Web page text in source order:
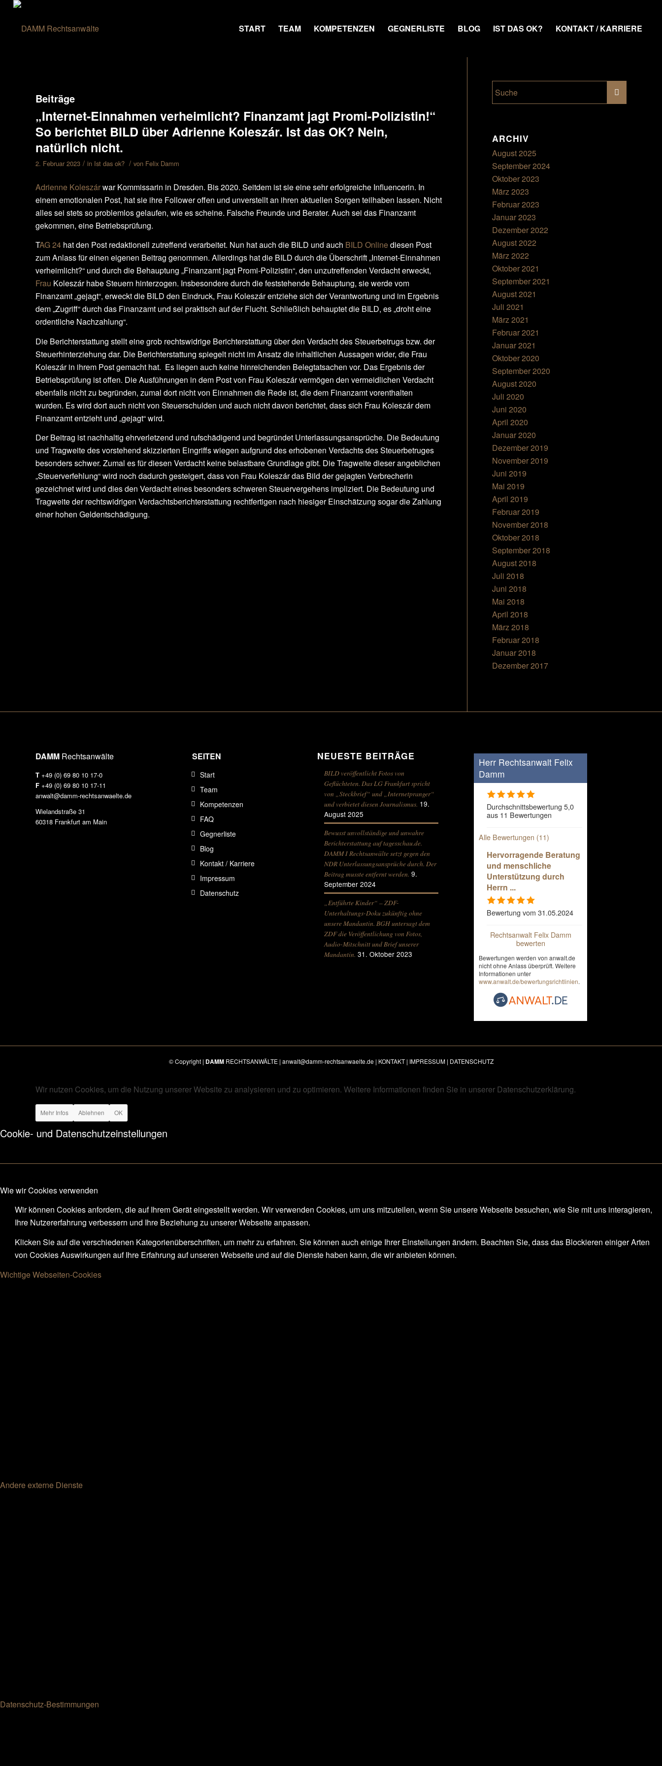
START TEAM KOMPETENZEN GEGNERLISTE BLOG IST DAS OK? KONTAKT / KARRIERE
Beiträge
„Internet-Einnahmen verheimlicht? Finanzamt jagt Promi-Polizistin!“
So berichtet BILD über Adrienne Koleszár. Ist das OK? Nein,
natürlich nicht.
2. Februar 2023 / in Ist das ok? / von Felix Damm
Adrienne Koleszárwar Kommissarin in Dresden. Bis 2020. Seitdem ist sie eine sehr erfolgreiche Influencerin. In
einem emotionalen Post, hat sie ihre Follower offen und unverstellt an ihren aktuellen Sorgen teilhaben lassen. Nicht
alles sei stets so problemlos gelaufen, wie es scheine. Falsche Freunde und Berater. Auch sei das Finanzamt
gekommen, eine Betriebsprüfung.
TAG 24 hat den Post redaktionell zutreffend verarbeitet. Nun hat auch die BILD und auch BILD Onlinediesen Post
zum Anlass für einen eigenen Beitrag genommen. Allerdings hat die BILD durch die Überschrift „Internet-Einnahmen
verheimlicht?“ und durch die Behauptung „Finanzamt jagt Promi-Polizistin“, den unzutreffenden Verdacht erweckt,
Frau Koleszár habe Steuern hinterzogen. Insbesondere durch die feststehende Behauptung, sie werde vom
Finanzamt „gejagt“, erweckt die BILD den Eindruck, Frau Koleszár entziehe sich der Verantwortung und im Ergebnis
dem „Zugriff“ durch das Finanzamt und sei praktisch auf der Flucht. Schließlich behauptet die BILD, es „droht eine
ordentliche Nachzahlung“.
Die Berichterstattung stellt eine grob rechtswidrige Berichterstattung über den Verdacht des Steuerbetrugs bzw. der
Steuerhinterziehung dar. Die Berichterstattung spiegelt nicht im Ansatz die inhaltlichen Aussagen wider, die Frau
Koleszár in ihrem Post gemacht hat. Es liegen auch keine hinreichenden Belegtatsachen vor. Das Ergebnis der
Betriebsprüfung ist offen. Die Ausführungen in dem Post von Frau Koleszár vermögen den vermeidlichen Verdacht
ebenfalls nicht zu begründen, zumal dort nicht von Einnahmen die Rede ist, die dem Finanzamt vorenthalten
wurden. Es wird dort auch nicht von Steuerschulden und auch nicht davon berichtet, dass sich Frau Koleszár dem
Finanzamt entzieht und „gejagt“ wird.
Der Beitrag ist nachhaltig ehrverletzend und rufschädigend und begründet Unterlassungsansprüche. Die Bedeutung
und Tragweite des vorstehend skizzierten Eingriffs wiegen aufgrund des erhobenen Verdachts des Steuerbetruges
besonders schwer. Zumal es für diesen Verdacht keine belastbare Grundlage gibt. Die Tragweite dieser angeblichen
„Steuerverfehlung“ wird noch dadurch gesteigert, dass von Frau Koleszár das Bild der gejagten Verbrecherin
gezeichnet wird und dies den Verdacht eines besonders schweren Steuervergehens impliziert. Die Bedeutung und
Tragweite der rechtswidrigen Verdachtsberichterstattung rechtfertigen nach hiesiger Einschätzung sogar die Zahlung
einer hohen Geldentschädigung.
ARCHIV
August 2025
September 2024
Oktober 2023
März 2023
Februar 2023
Januar 2023
Dezember 2022
August 2022
März 2022
Oktober 2021
September 2021
August 2021
Juli 2021
März 2021
Februar 2021
Januar 2021
Oktober 2020
September 2020
August 2020
Juli 2020
Juni 2020
April 2020
Januar 2020
Dezember 2019
November 2019
Juni 2019
Mai 2019
April 2019
Februar 2019
November 2018
Oktober 2018
September 2018
August 2018
Juli 2018
Juni 2018
Mai 2018
April 2018
März 2018
Februar 2018
Januar 2018
Dezember 2017
DAMM Rechtsanwälte
T +49 (0) 69 80 10 17-0
F +49 (0) 69 80 10 17-11
anwalt@damm-rechtsanwaelte.de
Wielandstraße 31
60318 Frankfurt am Main
SEITEN
Start
Team
Kompetenzen
FAQ
Gegnerliste
Blog
Kontakt / Karriere
Impressum
Datenschutz
NEUESTE BEITRÄGE
BILD veröffentlicht Fotos von
Geflüchteten. Das LG Frankfurt spricht
von „Steckbrief“ und „Internetpranger“
und verbietet diesen Journalismus. 19.
August 2025
Bewusst unvollständige und unwahre
Berichterstattung auf tagesschau.de.
DAMM I Rechtsanwälte setzt gegen den
NDR Unterlassungsansprüche durch. Der
Beitrag musste entfernt werden. 9.
September 2024
„Entführte Kinder“ – ZDF-
Unterhaltungs-Doku zukünftig ohne
unsere Mandantin. BGH untersagt dem
ZDF die Veröffentlichung von Fotos,
Audio-Mitschnitt und Brief unserer
Mandantin. 31. Oktober 2023
Herr Rechtsanwalt Felix
Damm
Durchschnittsbewertung 5,0
aus 11 Bewertungen
Alle Bewertungen (11)
Hervorragende Beratung
und menschliche
Unterstützung durch
Herrn ...
Bewertung vom 31.05.2024
Rechtsanwalt Felix Damm
bewerten
Bewertungen werden von anwalt.de
nicht ohne Anlass überprüft. Weitere
Informationen unter
www.anwalt.de/bewertungsrichtlinien.
© Copyright | DAMMRECHTSANWÄLTE | anwalt@damm-rechtsanwaelte.de| KONTAKT| IMPRESSUM| DATENSCHUTZ
Wir nutzen Cookies, um die Nutzung unserer Website zu analysieren und zu optimieren. Weitere Informationen finden Sie in unserer Datenschutzerklärung.
Mehr Infos Ablehnen OK
Cookie- und Datenschutzeinstellungen
Wie wir Cookies verwenden
Wir können Cookies anfordern, die auf Ihrem Gerät eingestellt werden. Wir verwenden Cookies, um uns mitzuteilen, wenn Sie unsere Webseite besuchen, wie Sie mit uns interagieren,
Ihre Nutzererfahrung verbessern und Ihre Beziehung zu unserer Webseite anpassen.
Klicken Sie auf die verschiedenen Kategorienüberschriften, um mehr zu erfahren. Sie können auch einige Ihrer Einstellungen ändern. Beachten Sie, dass das Blockieren einiger Arten
von Cookies Auswirkungen auf Ihre Erfahrung auf unseren Webseite und auf die Dienste haben kann, die wir anbieten können.
Wichtige Webseiten-Cookies
Andere externe Dienste
Datenschutz-Bestimmungen